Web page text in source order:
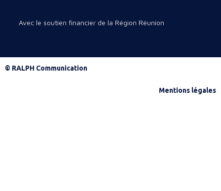
Avec le soutien financier de la Région Réunion
© RALPH Communication
Mentions légales